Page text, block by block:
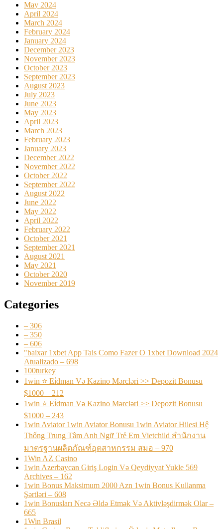
May 2024
April 2024
March 2024
February 2024
January 2024
December 2023
November 2023
October 2023
September 2023
August 2023
July 2023
June 2023
May 2023
April 2023
March 2023
February 2023
January 2023
December 2022
November 2022
October 2022
September 2022
August 2022
June 2022
May 2022
April 2022
February 2022
October 2021
September 2021
August 2021
May 2021
October 2020
November 2019
Categories
– 306
– 350
– 606
"baixar 1xbet App Tais Como Fazer O 1xbet Download 2024
Atualizado – 698
100turkey
1win ⭐ Ei̇dman Və Kazino Mərcləri >> Depozit Bonusu
$1000 – 212
1win ⭐ Ei̇dman Və Kazino Mərcləri >> Depozit Bonusu
$1000 – 243
1win Aviator 1win Aviator Bonusu 1win Aviator Hilesi Hệ
Thống Trung Tâm Anh Ngữ Trẻ Em Vietchild สำนักงาน
มาตรฐานผลิตภัณฑ์อุตสาหกรรม สมอ – 970
1Win AZ Casino
1win Azerbaycan Giriş Login Və Qeydiyyat Yukle 569
Archives – 162
1win Bonus Maksimum 2000 Azn 1win Bonus Kullanma
Şərtləri – 608
1win Bonusları Necə Əldə Etmək Və Aktivləşdirmək Olar –
665
1Win Brasil